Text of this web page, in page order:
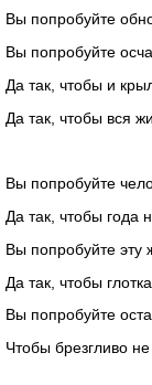
Вы попробуйте
Вы попробуйте
Да так, чтобы и
Да так, чтобы вся
Вы попробуйте
Да так, чтобы года
Вы попробуйте эту
Да так, чтобы
Вы попробуйте
Чтобы брезгливо